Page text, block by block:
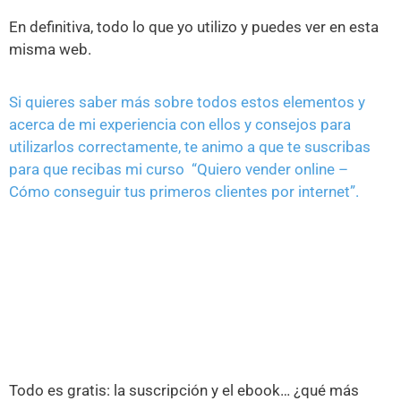
En definitiva, todo lo que yo utilizo y puedes ver en esta
misma web.
Si quieres saber más sobre todos estos elementos y
acerca de mi experiencia con ellos y consejos para
utilizarlos correctamente, te animo a que te suscribas
para que recibas mi curso “Quiero vender online –
Cómo conseguir tus primeros clientes por internet”.
Todo es gratis: la suscripción y el ebook… ¿qué más